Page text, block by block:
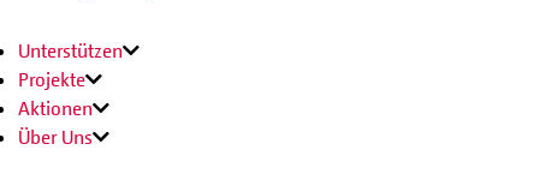
Unterstützen
Projekte
Aktionen
Über Uns